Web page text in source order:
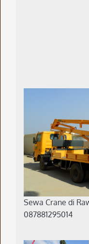
Sewa Crane di
087881295014